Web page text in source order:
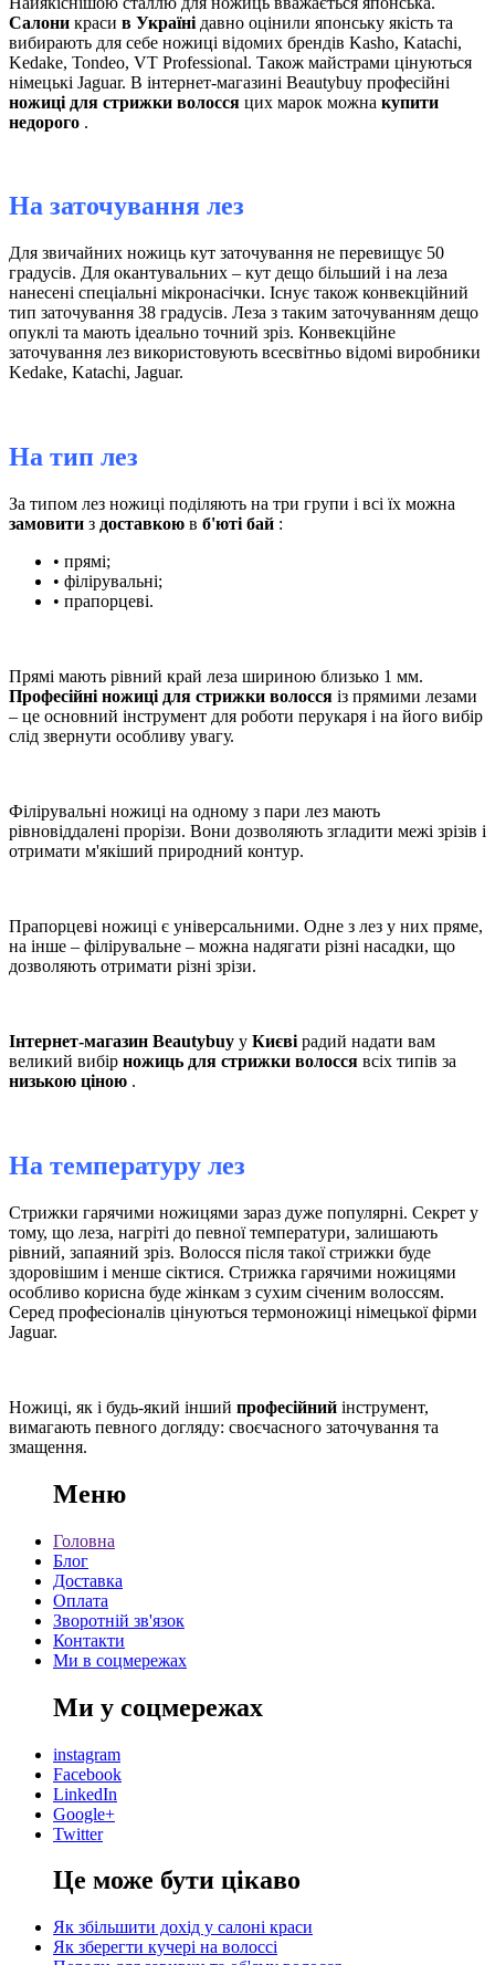
Салони краси в Україні давно оцінили японську якість та
вибирають для себе ножиці відомих брендів Kasho, Katachi,
Kedake, Tondeo, VT Professional. Також майстрами цінуються
німецькі Jaguar. В інтернет-магазині Beautybuy професійні
ножиці для стрижки волосся цих марок можна купити
недорого .
На заточування лез
Для звичайних ножиць кут заточування не перевищує 50
градусів. Для окантувальних – кут дещо більший і на леза
нанесені спеціальні мікронасічки. Існує також конвекційний
тип заточування 38 градусів. Леза з таким заточуванням дещо
опуклі та мають ідеально точний зріз. Конвекційне
заточування лез використовують всесвітньо відомі виробники
Kedake, Katachi, Jaguar.
На тип лез
За типом лез ножиці поділяють на три групи і всі їх можна
замовити з доставкою в б'юті бай :
• прямі;
• філірувальні;
• прапорцеві.
Прямі мають рівний край леза шириною близько 1 мм.
Професійні ножиці для стрижки волосся із прямими лезами
– це основний інструмент для роботи перукаря і на його вибір
слід звернути особливу увагу.
Філірувальні ножиці на одному з пари лез мають
рівновіддалені прорізи. Вони дозволяють згладити межі зрізів і
отримати м'якіший природний контур.
Прапорцеві ножиці є універсальними. Одне з лез у них пряме,
на інше – філірувальне – можна надягати різні насадки, що
дозволяють отримати різні зрізи.
Інтернет-магазин Beautybuy у Києві радий надати вам
великий вибір ножиць для стрижки волосся всіх типів за
низькою ціною .
На температуру лез
Стрижки гарячими ножицями зараз дуже популярні. Секрет у
тому, що леза, нагріті до певної температури, залишають
рівний, запаяний зріз. Волосся після такої стрижки буде
здоровішим і менше сіктися. Стрижка гарячими ножицями
особливо корисна буде жінкам з сухим січеним волоссям.
Серед професіоналів цінуються термоножиці німецької фірми
Jaguar.
Ножиці, як і будь-який інший професійний інструмент,
вимагають певного догляду: своєчасного заточування та
змащення.
Меню
Головна
Блог
Доставка
Оплата
Зворотній зв'язок
Контакти
Ми в соцмережах
Ми у соцмережах
instagram
Facebook
LinkedIn
Google+
Twitter
Це може бути цікаво
Як збільшити дохід у салоні краси
Як зберегти кучері на волоссі